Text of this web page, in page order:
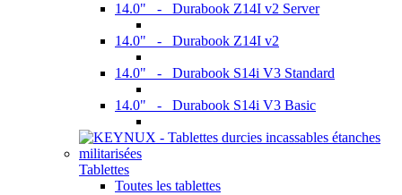
14.0" - Durabook Z14I v2 Server
14.0" - Durabook Z14I v2
14.0" - Durabook S14i V3 Standard
14.0" - Durabook S14i V3 Basic
Tablettes
Toutes les tablettes